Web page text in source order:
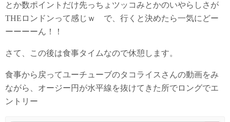
とか数ポイントだけ先っちょツッコみとかのいやらしさが
THEロンドンって感じｗ で、行くと決めたら一気にどー
ーーーーん！！
さて、この後は食事タイムなので休憩します。
食事から戻ってユーチューブのタコライスさんの動画をみ
ながら、オージー円が水平線を抜けてきた所でロングでエ
ントリー